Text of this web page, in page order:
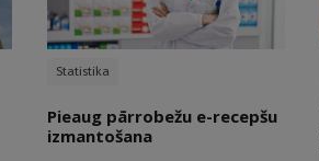
Statistika
Pieaug pārrobežu e-recepšu
izmantošana